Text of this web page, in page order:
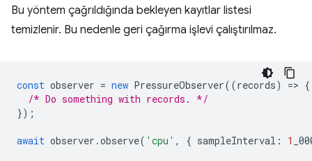
Bu yöntem çağrıldığında bekleyen kayıtlar listesi
temizlenir. Bu nedenle geri çağırma işlevi çalıştırılmaz.
const observer = new PressureObserver((records) => {
/* Do something with records. */
});
await observer .observe( 'cpu' , { sampleInterval : 1